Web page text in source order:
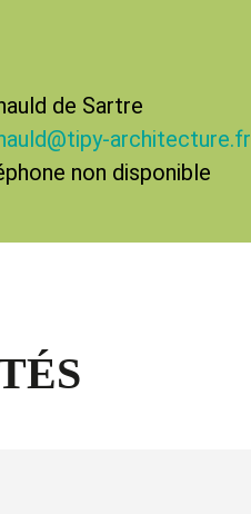
de Sartre
architecture.fr
non disponible